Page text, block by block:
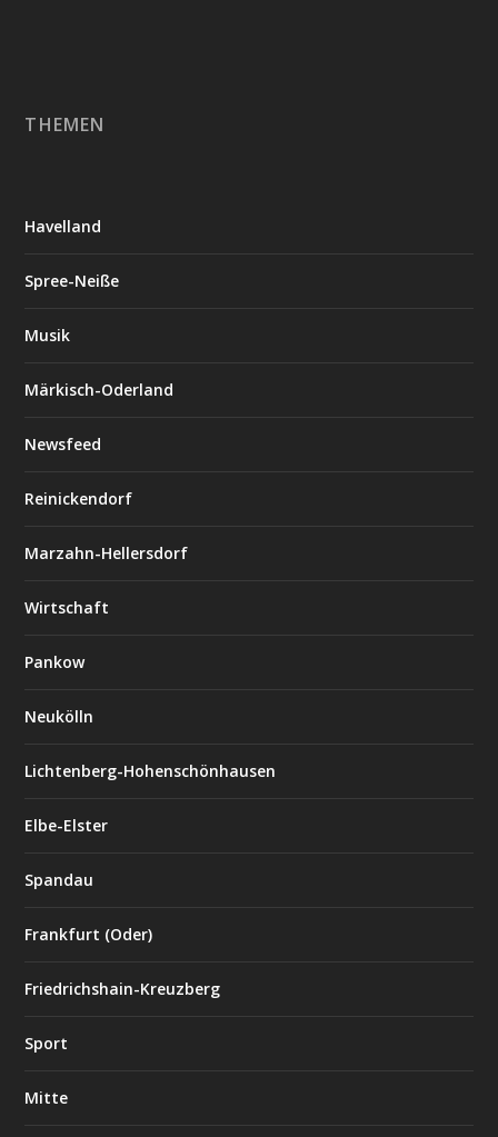
THEMEN
Havelland
Spree-Neiße
Musik
Märkisch-Oderland
Newsfeed
Reinickendorf
Marzahn-Hellersdorf
Wirtschaft
Pankow
Neukölln
Lichtenberg-Hohenschönhausen
Elbe-Elster
Spandau
Frankfurt (Oder)
Friedrichshain-Kreuzberg
Sport
Mitte